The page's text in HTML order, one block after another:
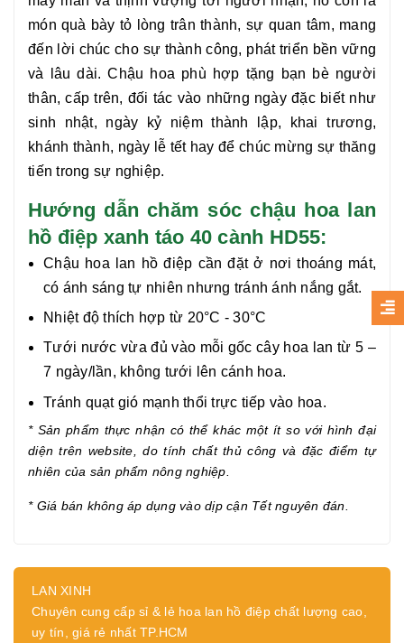
món quà bày tỏ lòng trân thành, sự quan tâm, mang
đến lời chúc cho sự thành công, phát triển bền vững
và lâu dài. Chậu hoa phù hợp tặng bạn bè người
thân, cấp trên, đối tác vào những ngày đặc biết như
sinh nhật, ngày kỷ niệm thành lập, khai trương,
khánh thành, ngày lễ tết hay để chúc mừng sự thăng
tiến trong sự nghiệp.
Hướng dẫn chăm sóc chậu hoa lan
hồ điệp xanh táo 40 cành HD55:
Chậu hoa lan hồ điệp cần đặt ở nơi thoáng mát,
có ánh sáng tự nhiên nhưng tránh ánh nắng gắt.
Nhiệt độ thích hợp từ 20°C - 30°C
Tưới nước vừa đủ vào mỗi gốc cây hoa lan từ 5 –
7 ngày/lần, không tưới lên cánh hoa.
Tránh quạt gió mạnh thổi trực tiếp vào hoa.
* Sản phẩm thực nhận có thể khác một ít so với hình đại
diện trên website, do tính chất thủ công và đặc điểm tự
nhiên của sản phẩm nông nghiệp.
* Giá bán không áp dụng vào dịp cận Tết nguyên đán.
LAN XINH
Chuyên cung cấp sỉ & lẻ hoa lan hồ điệp chất lượng cao,
uy tín, giá rẻ nhất TP.HCM